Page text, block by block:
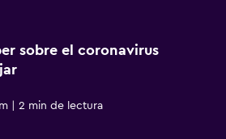
sobre el coronavirus
2 min de lectura